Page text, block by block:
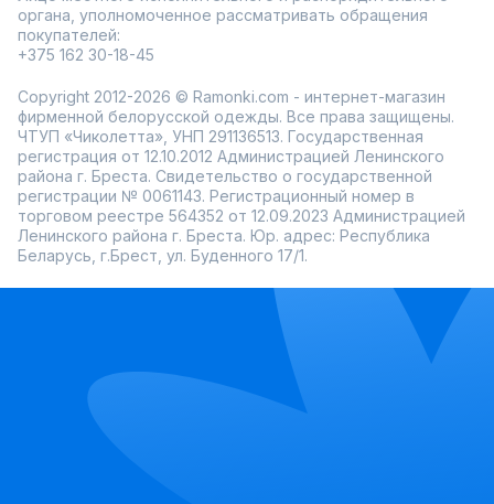
органа, уполномоченное рассматривать обращения
покупателей:
+375 162 30-18-45
Copyright 2012-2026 © Ramonki.com - интернет-магазин
фирменной белорусской одежды. Все права защищены.
ЧТУП «Чиколетта», УНП 291136513. Государственная
регистрация от 12.10.2012 Администрацией Ленинского
района г. Бреста. Свидетельство о государственной
регистрации № 0061143. Регистрационный номер в
торговом реестре 564352 от 12.09.2023 Администрацией
Ленинского района г. Бреста. Юр. адрес: Республика
Беларусь, г.Брест, ул. Буденного 17/1.